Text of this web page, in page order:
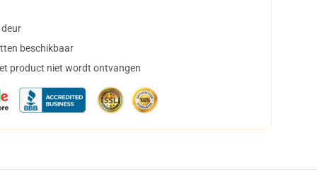
beschikbaar
product niet wordt ontvangen